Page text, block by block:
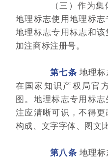
（三）作为集
地理标志使用地理标
地理标志专用标志和
加注商标注册号。
第七条 地理
在国家知识产权局官
图。地理标志专用标
注应清晰可识，不得更
构成、文字字体、图文
第八条 地理